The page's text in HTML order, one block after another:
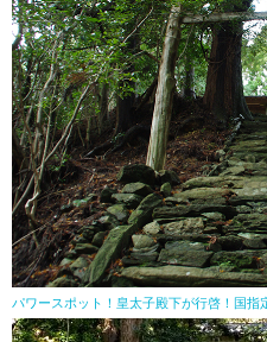
パワースポット！皇太子殿下が行啓！国指